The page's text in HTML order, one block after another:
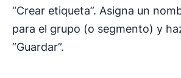
“Crear etiqueta”. Asigna un
para el grupo (o segmento) y
“Guardar”.